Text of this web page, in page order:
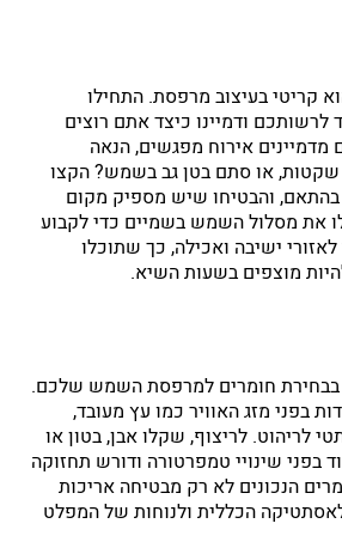
קריטי בעיצוב מרפסת. התחילו
ודמיינו כיצד אתם רוצים
אירוח מפגשים, הנאה
או סתם בטן גב בשמש? הקצו
בהתאם, והבטיחו שיש מספיק מקום
את מסלול השמש בשמיים כדי לקבוע
ישיבה ואכילה, כך שתוכלו
מוצפים בשעות השיא.
בבחירת חומרים למרפסת השמש שלכם.
בפני מזג האוויר כמו עץ מעובד,
לריהוט. לריצוף, שקלו אבן, בטון או
בפני שינויי טמפרטורה ודורש תחזוקה
הנכונים לא רק מבטיחה אריכות
הכללית ולנוחות של המפלט